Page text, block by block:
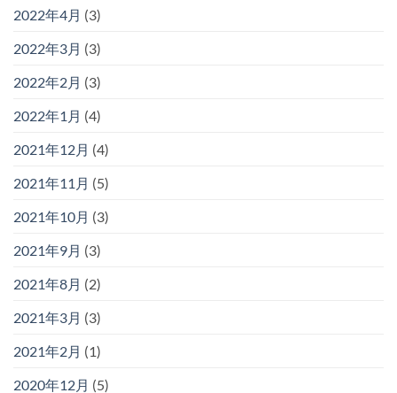
2022年4月 (3)
2022年3月 (3)
2022年2月 (3)
2022年1月 (4)
2021年12月 (4)
2021年11月 (5)
2021年10月 (3)
2021年9月 (3)
2021年8月 (2)
2021年3月 (3)
2021年2月 (1)
2020年12月 (5)